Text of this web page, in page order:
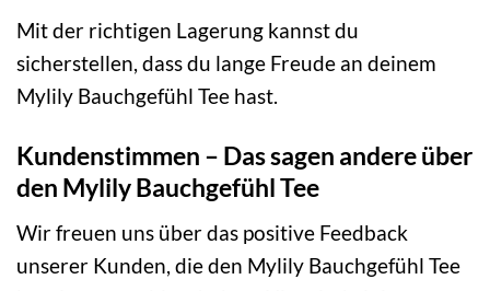
Mit der richtigen Lagerung kannst du
sicherstellen, dass du lange Freude an deinem
Mylily Bauchgefühl Tee hast.
Kundenstimmen – Das sagen andere über
den Mylily Bauchgefühl Tee
Wir freuen uns über das positive Feedback
unserer Kunden, die den Mylily Bauchgefühl Tee